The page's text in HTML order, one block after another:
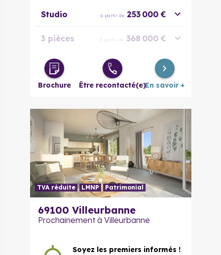
Studio à partir de 253 000 €
3 pièces à partir de 368 000 €
4 pièces à partir de 494 400 €
Duplex 5
664 000 €
Brochure Être recontacté(e)En savoir +
TVA réduite LMNP Patrimonial
69100 Villeurbanne
Prochainement à Villeurbanne
Soyez les premiers informés !